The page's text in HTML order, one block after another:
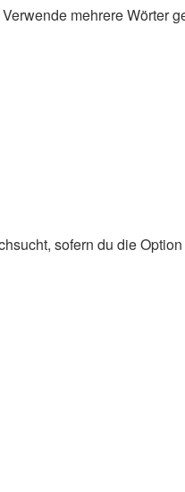
mehrere Wörter
sofern du die